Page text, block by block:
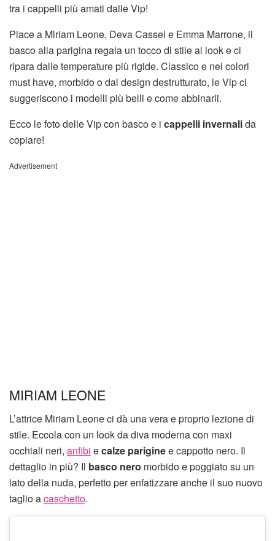
tra i cappelli più amati dalle Vip!
Piace a Miriam Leone, Deva Cassel e Emma Marrone, il
basco alla parigina regala un tocco di stile al look e ci
ripara dalle temperature più rigide. Classico e nei colori
must have, morbido o dal design destrutturato, le Vip ci
suggeriscono i modelli più belli e come abbinarli.
Ecco le foto delle Vip con basco e i cappelli invernalida
copiare!
Advertisement
MIRIAM LEONE
L’attrice Miriam Leone ci dà una vera e proprio lezione di
stile. Eccola con un look da diva moderna con maxi
occhiali neri, anfibi ecalze pariginee cappotto nero. Il
dettaglio in più? Il basco nero morbido e poggiato su un
lato della nuda, perfetto per enfatizzare anche il suo nuovo
taglio acaschetto.